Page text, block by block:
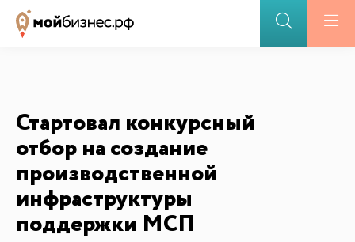
Стартовал конкурсный
отбор на создание
производственной
инфраструктуры
поддержки МСП